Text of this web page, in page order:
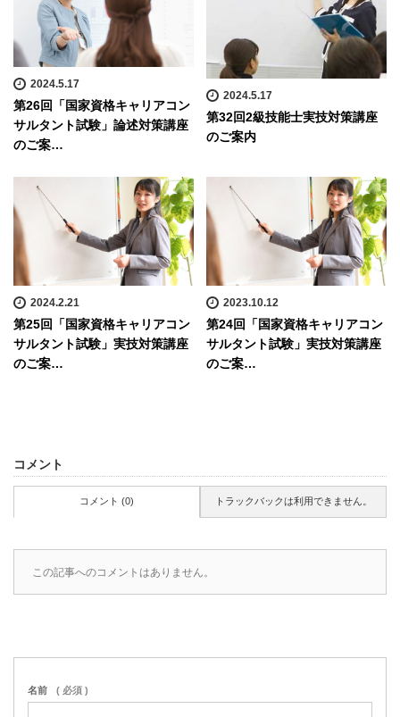
2024.5.17
第26回「国家資格キャリアコン
サルタント試験」論述対策講座
のご案…
2024.5.17
第32回2級技能士実技対策講座
のご案内
2024.2.21
第25回「国家資格キャリアコン
サルタント試験」実技対策講座
のご案…
2023.10.12
第24回「国家資格キャリアコン
サルタント試験」実技対策講座
のご案…
コメント
コメント (0) トラックバックは利用できません。
この記事へのコメントはありません。
名前 ( 必須 )